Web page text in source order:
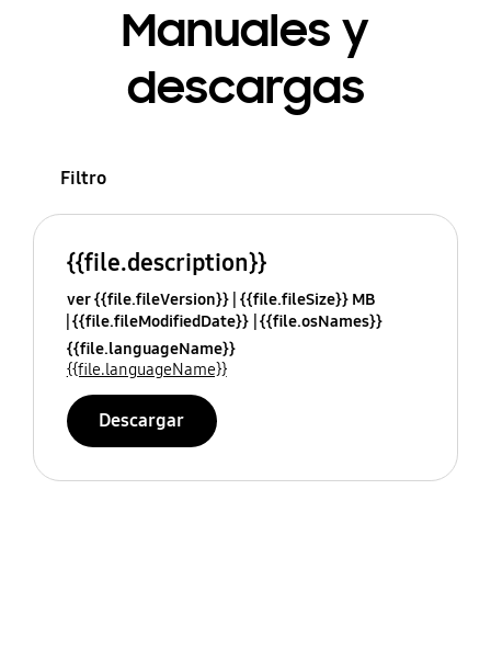
Manuales y
descargas
Filtro
{{file.description}}
ver {{file.fileVersion}} {{file.fileSize}} MB
{{file.fileModifiedDate}} {{file.osNames}}
{{file.languageName}}
{{file.languageName}}
Descargar